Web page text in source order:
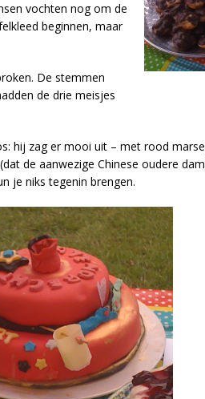
vochten nog om de
beginnen, maar
De stemmen
de drie meisjes
hij zag er mooi uit – met rood
de aanwezige Chinese oudere
je niks tegenin brengen.